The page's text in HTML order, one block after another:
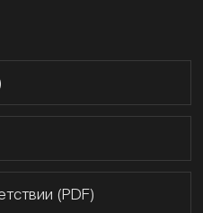
(PDF)